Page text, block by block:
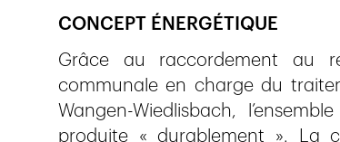
CONCEPT ÉNERGÉTIQUE
Grâce au raccordement au
communale en charge du
Wangen-Wiedlisbach,
produite « durablement ». La